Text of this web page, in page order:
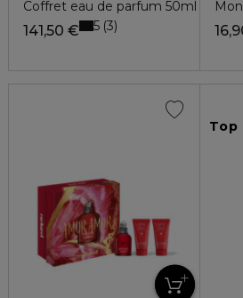
Coffret eau de parfum 50ml +
141,50 € 5 3
Top